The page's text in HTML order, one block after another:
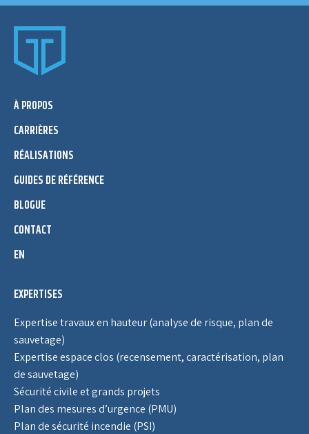
À PROPOS
CARRIÈRES
RÉALISATIONS
GUIDES DE RÉFÉRENCE
BLOGUE
CONTACT
EN
EXPERTISES
Expertise travaux en hauteur (analyse de risque, plan de
sauvetage)
Expertise espace clos (recensement, caractérisation, plan
de sauvetage)
Sécurité civile et grands projets
Plan des mesures d’urgence (PMU)
Plan de sécurité incendie (PSI)